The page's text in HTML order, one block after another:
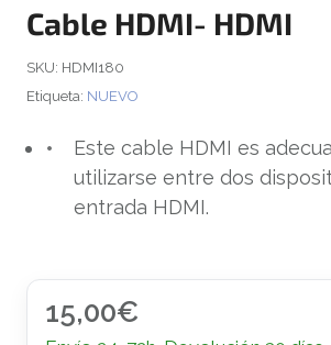
Cable HDMI- HDMI
SKU: HDMI180
Etiqueta: NUEVO
Este cable HDMI es
utilizarse entre dos
entrada HDMI.
15,00€